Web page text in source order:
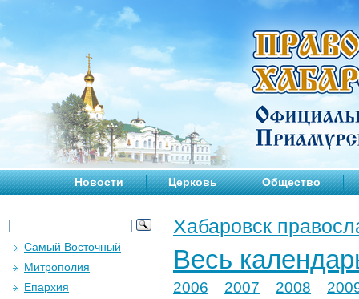
Новости Церковь Общество
Хабаровск
Весь
2006 2007 2008
Самый Восточный
Митрополия
Епархия